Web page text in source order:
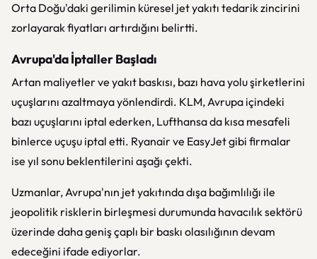
Orta Doğu'daki gerilimin küresel jet yakıtı tedarik zincirini
zorlayarak fiyatları artırdığını belirtti.
Avrupa'da İptaller Başladı
Artan maliyetler ve yakıt baskısı, bazı hava yolu şirketlerini
uçuşlarını azaltmaya yönlendirdi. KLM, Avrupa içindeki
bazı uçuşlarını iptal ederken, Lufthansa da kısa mesafeli
binlerce uçuşu iptal etti. Ryanair ve EasyJet gibi firmalar
ise yıl sonu beklentilerini aşağı çekti.
Uzmanlar, Avrupa'nın jet yakıtında dışa bağımlılığı ile
jeopolitik risklerin birleşmesi durumunda havacılık sektörü
üzerinde daha geniş çaplı bir baskı olasılığının devam
edeceğini ifade ediyorlar.